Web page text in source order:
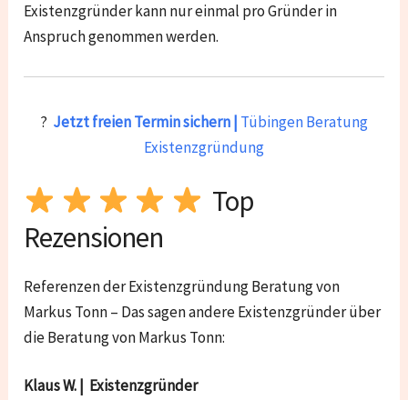
Existenzgründer kann nur einmal pro Gründer in
Anspruch genommen werden.
? Jetzt freien Termin sichern | Tübingen Beratung
Existenzgründung
Top
Rezensionen
Referenzen der Existenzgründung Beratung von
Markus Tonn – Das sagen andere Existenzgründer über
die Beratung von Markus Tonn:
Klaus W. | Existenzgründer